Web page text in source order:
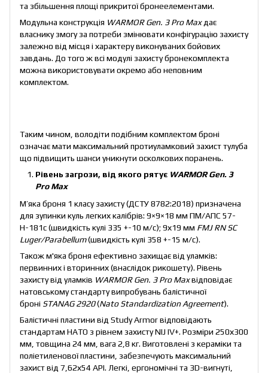
та збільшення площі прикритої бронеелементами.
Модульна конструкція WARMOR Gen. 3 Pro Max дає
власнику змогу за потреби змінювати конфігурацію захисту
залежно від місця і характеру виконуваних бойових
завдань. До того ж всі модулі захисту бронекомплекта
можна використовувати окремо або неповним
комплектом.
Таким чином, володіти подібним комплектом броні
означає мати максимальний протиуламковий захист тулуба
що підвищить шанси уникнути осколкових поранень.
Рівень загрози, від якого рятує WARMOR Gen. 3
Pro Max
М’яка броня 1 класу захисту (ДСТУ 8782:2018) призначена
для зупинки куль легких калібрів: 9×9×18 мм ПМ/АПС 57-
Н-181с (швидкість кулі 335 +-10 м/с); 9х19 мм FMJ RN SC
Luger/Parabellum(швидкість кулі 358 +-15 м/с).
Також м'яка броня ефективно захищає від уламків:
первинних і вторинних (внаслідок рикошету). Рівень
захисту від уламків WARMOR Gen. 3 Pro Maxвідповідає
натовському стандарту випробувань балістичної
броні STANAG 2920(Nato Standardization Agreement).
Балістичні пластини від Study Armor відповідають
стандартам НАТО з рівнем захисту NIJ IV+. Розміри 250х300
мм, товщина 24 мм, вага 2,8 кг. Виготовлені з кераміки та
поліетиленової пластини, забезпечують максимальний
захист від 7,62х54 АРІ. Легкі, ергономічні та 3D-вигнуті,